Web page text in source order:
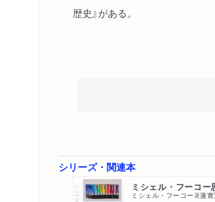
歴史』がある。
シリーズ・関連本
シリーズ・全集 ミシェル・フーコー著蓮